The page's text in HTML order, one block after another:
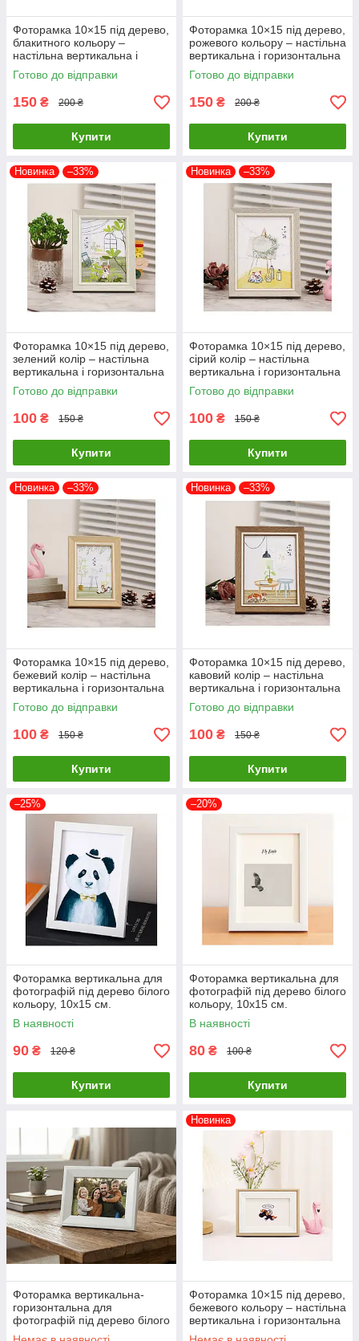
Фоторамка 10×15 під дерево,
блакитного кольору –
настільна вертикальна і
горизонтальна рамка
Готово до відправки
150 ₴ 200 ₴
Купити
Фоторамка 10×15 під дерево,
рожевого кольору – настільна
вертикальна і горизонтальна
рамка
Готово до відправки
150 ₴ 200 ₴
Купити
Новинка –33%
Фоторамка 10×15 під дерево,
зелений колір – настільна
вертикальна і горизонтальна
рамка
Готово до відправки
100 ₴ 150 ₴
Купити
Новинка –33%
Фоторамка 10×15 під дерево,
сірий колір – настільна
вертикальна і горизонтальна
рамка
Готово до відправки
100 ₴ 150 ₴
Купити
Новинка –33%
Фоторамка 10×15 під дерево,
бежевий колір – настільна
вертикальна і горизонтальна
рамка
Готово до відправки
100 ₴ 150 ₴
Купити
Новинка –33%
Фоторамка 10×15 під дерево,
кавовий колір – настільна
вертикальна і горизонтальна
рамка
Готово до відправки
100 ₴ 150 ₴
Купити
–25%
Фоторамка вертикальна для
фотографій під дерево білого
кольору, 10х15 см.
В наявності
90 ₴ 120 ₴
Купити
–20%
Фоторамка вертикальна для
фотографій під дерево білого
кольору, 10х15 см.
В наявності
80 ₴ 100 ₴
Купити
Фоторамка вертикальна-
горизонтальна для
фотографій під дерево білого
кольору 10х15 см.
Новинка
Фоторамка 10×15 під дерево,
бежевого кольору – настільна
вертикальна і горизонтальна
рамка